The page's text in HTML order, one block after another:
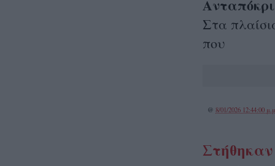
Στα
που
@ 8/01/2026 12:44:00
Στήθηκαν